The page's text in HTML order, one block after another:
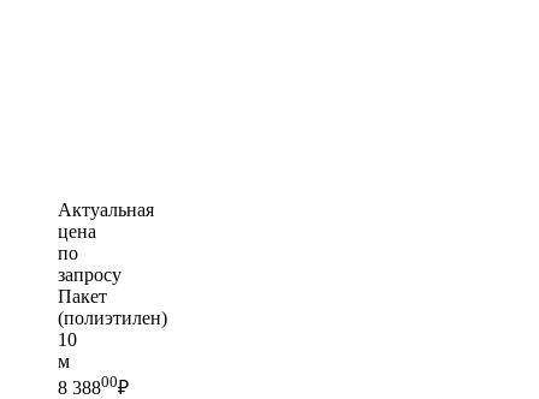
Актуальная
цена
по
запросу
Пакет
(полиэтилен)
10
м
8 38800₽